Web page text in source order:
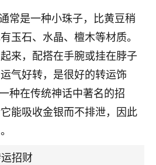
常是一种小珠子，比黄豆稍
玉石、水晶、檀木等材质。
来，配搭在手腕或挂在脖子
气好转，是很好的转运饰
种在传统神话中著名的招
能吸收金银而不排泄，因此
招财
年，生意屡屡受挫，店开一家关
，生意好的就出事。前些年攒的
倒霉！我也想找人看看到底怎么
老师看看，人有时不服命不行
也做餐饮的，生意不算大，但
都是找慧来老师跟进的，选
开业日子，哪哪都看了，虽然